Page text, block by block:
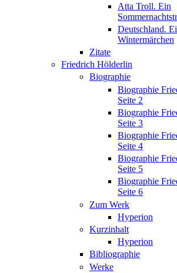
Atta Troll. Ein
Deutschland.
Wintermärchen
Zitate
Friedrich Hölderlin
Biographie
Biographie
Seite 2
Biographie
Seite 3
Biographie
Seite 4
Biographie
Seite 5
Biographie
Seite 6
Zum Werk
Hyperion
Kurzinhalt
Hyperion
Bibliographie
Werke